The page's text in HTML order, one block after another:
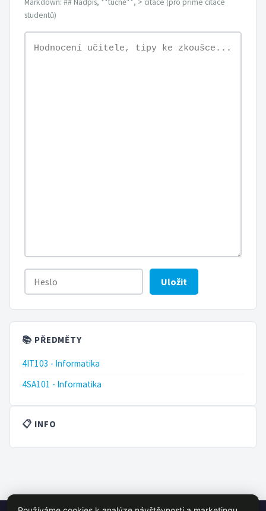
studentů)
Uložit
📚 PŘEDMĚTY
4IT103 - Informatika
4SA101 - Informatika
📋 INFO